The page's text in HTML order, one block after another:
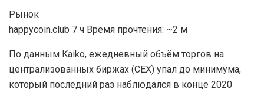
Рынок
happycoin.club 7 ч Время прочтения: ~2 м
По данным Kaiko, ежедневный объём торгов на
централизованных биржах (CEX) упал до минимума,
который последний раз наблюдался в конце 2020